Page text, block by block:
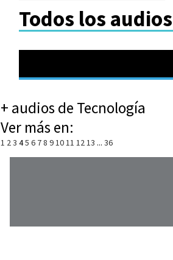
Todos los
+ audios de Tecnología
Ver más en:
1 23 45 6 78 91011 1213 ... 36